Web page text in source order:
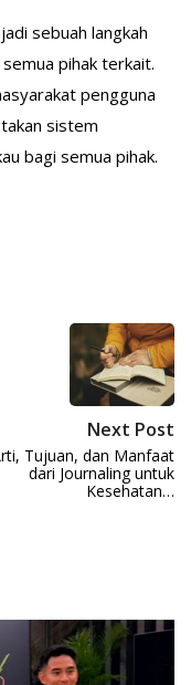
sebuah langkah
pihak terkait.
pengguna
sistem
bagi semua pihak.
Next Post
Tujuan, dan Manfaat
dari Journaling untuk
Kesehatan…